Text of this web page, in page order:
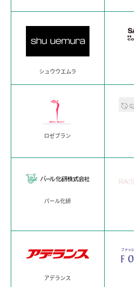
シュウウエムラ
ロゼブラン
パール化研
アデランス